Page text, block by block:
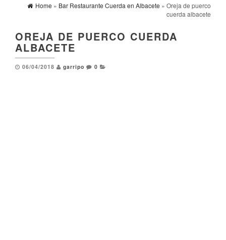
Home » Bar Restaurante Cuerda en Albacete » Oreja de puerco
cuerda albacete
OREJA DE PUERCO CUERDA
ALBACETE
06/04/2018 garripo 0